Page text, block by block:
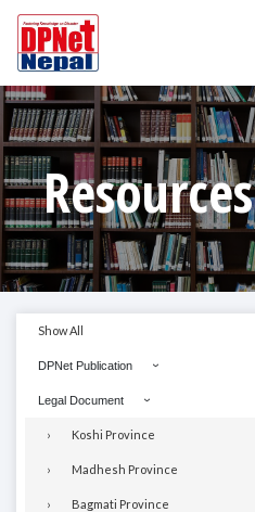
Resources
Show All
DPNet Publication
Legal Document
Koshi Province
Madhesh Province
Bagmati Province